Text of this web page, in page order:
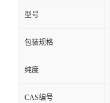
型号
包装规格
纯度
CAS编号